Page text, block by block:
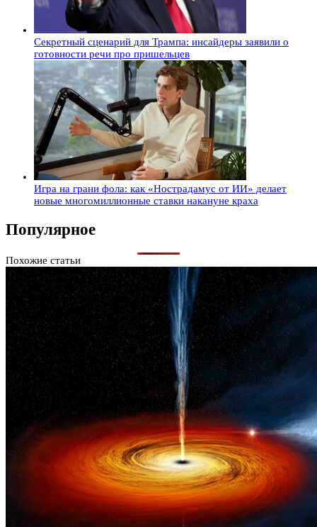
Секретный сценарий для Трампа: инсайдеры заявили о
готовности речи про пришельцев
Игра на грани фола: как «Нострадамус от ИИ» делает
новые многомиллионные ставки накануне краха
Популярное
Похожие статьи